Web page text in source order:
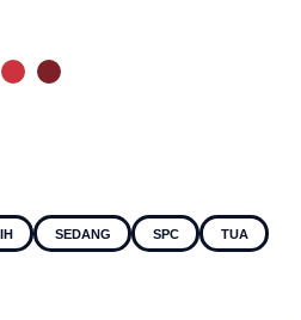
SEDANG SPC TUA